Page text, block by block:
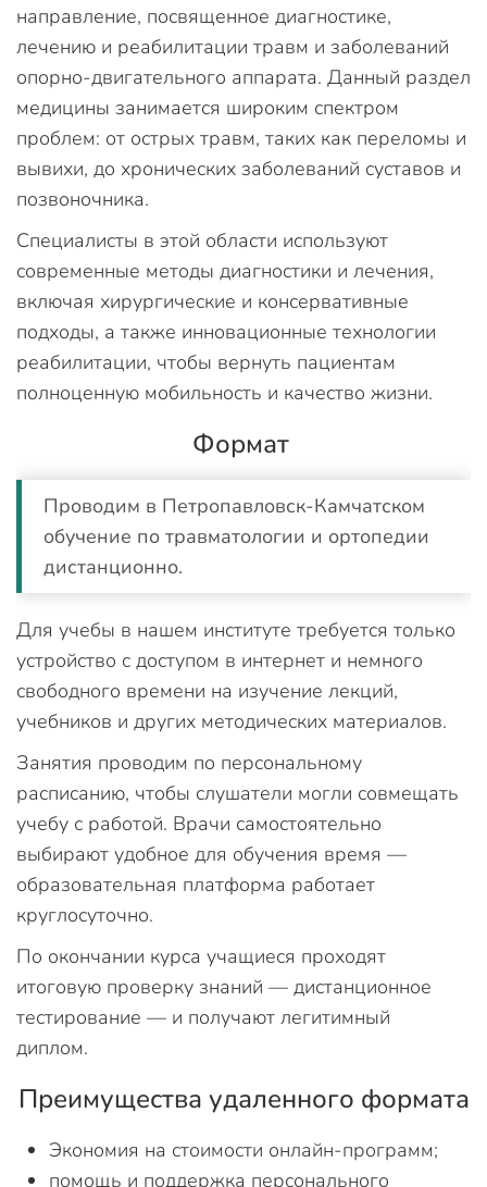
направление, посвященное диагностике,
лечению и реабилитации травм и заболеваний
опорно-двигательного аппарата. Данный раздел
медицины занимается широким спектром
проблем: от острых травм, таких как переломы и
вывихи, до хронических заболеваний суставов и
позвоночника.
Специалисты в этой области используют
современные методы диагностики и лечения,
включая хирургические и консервативные
подходы, а также инновационные технологии
реабилитации, чтобы вернуть пациентам
полноценную мобильность и качество жизни.
Формат
Проводим в Петропавловск-Камчатском
обучение по травматологии и ортопедии
дистанционно.
Для учебы в нашем институте требуется только
устройство с доступом в интернет и немного
свободного времени на изучение лекций,
учебников и других методических материалов.
Занятия проводим по персональному
расписанию, чтобы слушатели могли совмещать
учебу с работой. Врачи самостоятельно
выбирают удобное для обучения время —
образовательная платформа работает
круглосуточно.
По окончании курса учащиеся проходят
итоговую проверку знаний — дистанционное
тестирование — и получают легитимный
диплом.
Преимущества удаленного формата
Экономия на стоимости онлайн-программ;
помощь и поддержка персонального